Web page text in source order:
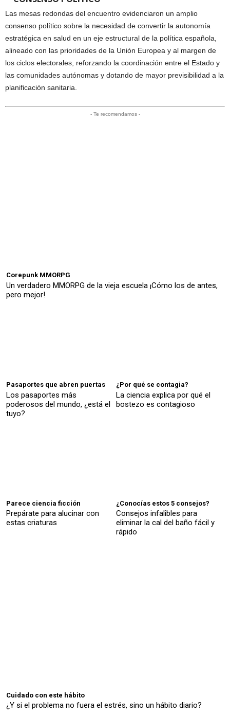
Las mesas redondas del encuentro evidenciaron un amplio
consenso político sobre la necesidad de convertir la autonomía
estratégica en salud en un eje estructural de la política española,
alineado con las prioridades de la Unión Europea y al margen de
los ciclos electorales, reforzando la coordinación entre el Estado y
las comunidades autónomas y dotando de mayor previsibilidad a la
planificación sanitaria.
- Te recomendamos -
Corepunk MMORPG
Un verdadero MMORPG de la vieja escuela ¡Cómo los de antes,
pero mejor!
Pasaportes que abren puertas
Los pasaportes más
poderosos del mundo, ¿está el
tuyo?
¿Por qué se contagia?
La ciencia explica por qué el
bostezo es contagioso
Parece ciencia ficción
Prepárate para alucinar con
estas criaturas
¿Conocías estos 5 consejos?
Consejos infalibles para
eliminar la cal del baño fácil y
rápido
Cuidado con este hábito
¿Y si el problema no fuera el estrés, sino un hábito diario?